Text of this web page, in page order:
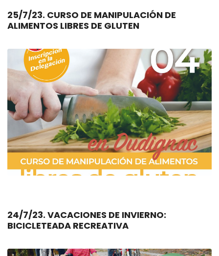
25/7/23. CURSO DE MANIPULACIÓN DE
ALIMENTOS LIBRES DE GLUTEN
24/7/23. VACACIONES DE INVIERNO:
BICICLETEADA RECREATIVA